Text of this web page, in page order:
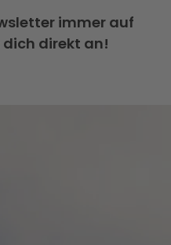
immer auf
dich direkt an!